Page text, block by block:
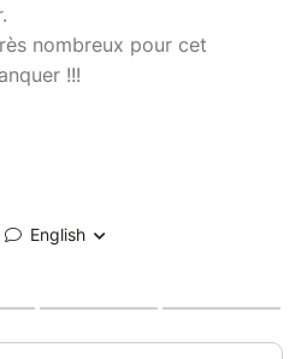
nombreux pour cet
!!!